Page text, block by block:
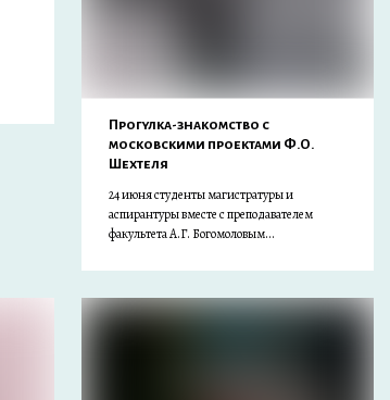
Прогулка-знакомство с
московскими проектами Ф.О.
Шехтеля
24 июня студенты магистратуры и
аспирантуры вместе с преподавателем
факультета А.Г. Богомоловым...